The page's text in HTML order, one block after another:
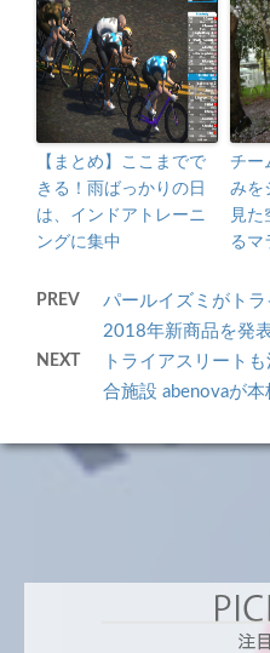
【まとめ】ここまでで
きる！雨ばっかりの日
は、インドアトレーニ
ングに集中
チー
みを
見た
るマ
PREV
パールイズミがト
2018年新商品を発
NEXT
トライアスリート
合施設 abenovaが